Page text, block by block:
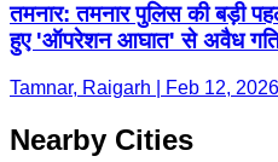
तमनार: तमनार पुलिस की बड़ी
हुए 'ऑपरेशन आघात' से अवैध
Tamnar, Raigarh | Feb 12, 2026
Nearby Cities